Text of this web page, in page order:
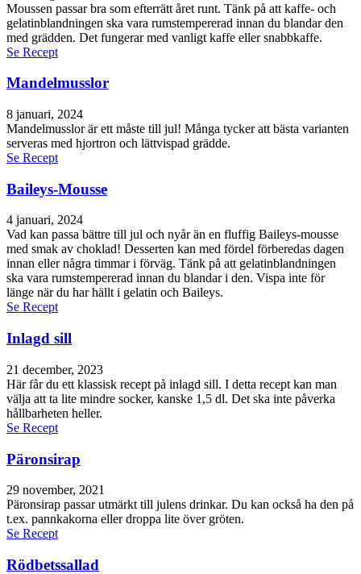
Moussen passar bra som efterrätt året runt. Tänk på att kaffe- och
gelatinblandningen ska vara rumstempererad innan du blandar den
med grädden. Det fungerar med vanligt kaffe eller snabbkaffe.
Se Recept
Mandelmusslor
8 januari, 2024
Mandelmusslor är ett måste till jul! Många tycker att bästa varianten
serveras med hjortron och lättvispad grädde.
Se Recept
Baileys-Mousse
4 januari, 2024
Vad kan passa bättre till jul och nyår än en fluffig Baileys-mousse
med smak av choklad! Desserten kan med fördel förberedas dagen
innan eller några timmar i förväg. Tänk på att gelatinblandningen
ska vara rumstempererad innan du blandar i den. Vispa inte för
länge när du har hällt i gelatin och Baileys.
Se Recept
Inlagd sill
21 december, 2023
Här får du ett klassisk recept på inlagd sill. I detta recept kan man
välja att ta lite mindre socker, kanske 1,5 dl. Det ska inte påverka
hållbarheten heller.
Se Recept
Päronsirap
29 november, 2021
Päronsirap passar utmärkt till julens drinkar. Du kan också ha den på
t.ex. pannkakorna eller droppa lite över gröten.
Se Recept
Rödbetssallad